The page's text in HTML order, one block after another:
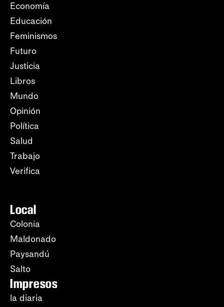
Economía
Educación
Feminismos
Futuro
Justicia
Libros
Mundo
Opinión
Política
Salud
Trabajo
Verifica
Local
Colonia
Maldonado
Paysandú
Salto
Impresos
la diaria